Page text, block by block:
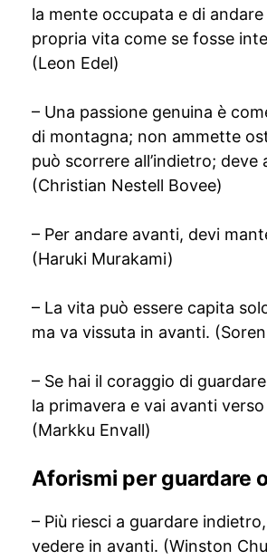
la mente occupata e di
propria vita come se fosse
(Leon Edel)
– Una passione genuina è
di montagna; non ammette
può scorrere all’indietro; deve
(Christian Nestell Bovee)
– Per andare avanti, devi
(Haruki Murakami)
– La vita può essere capita
ma va vissuta in avanti.
– Se hai il coraggio di
la primavera e vai avanti verso
(Markku Envall)
Aforismi per guardare
– Più riesci a guardare
vedere in avanti. (Winston